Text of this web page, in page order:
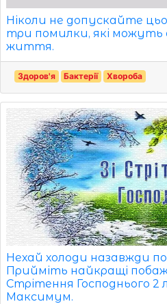
Ніколи не допускайте
три помилки, які
життя.
Здоров'я Бактерії Хвороба
Нехай холоди назавжди
Прийміть найкращі
Стрітення Господнього 2
Максимум.